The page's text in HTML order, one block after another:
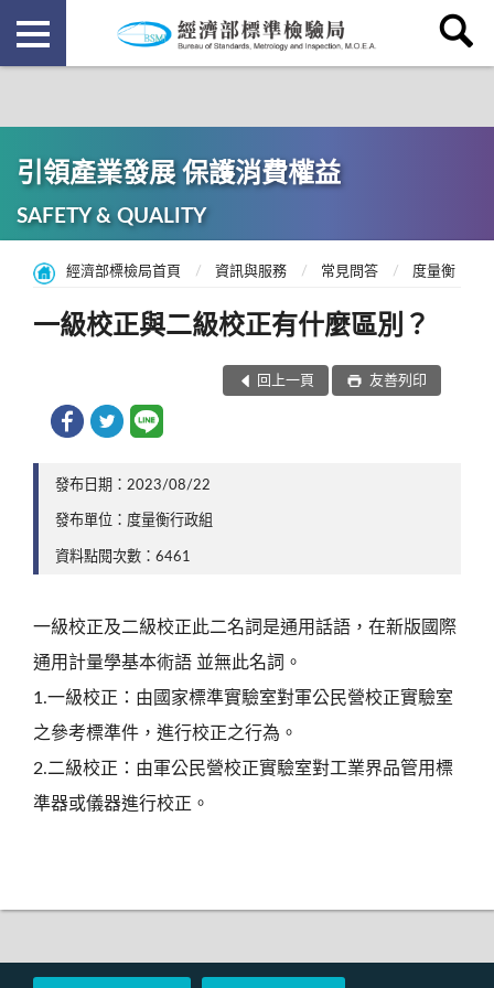
引領產業發展 保護消費權益
SAFETY & QUALITY
經濟部標檢局首頁 資訊與服務 常見問答 度量衡
一級校正與二級校正有什麼區別？
回上一頁 友善列印
發布日期：2023/08/22
發布單位：度量衡行政組
資料點閱次數：6461
一級校正及二級校正此二名詞是通用話語，在新版國際
通用計量學基本術語 並無此名詞。
1.一級校正：由國家標準實驗室對軍公民營校正實驗室
之參考標準件，進行校正之行為。
2.二級校正：由軍公民營校正實驗室對工業界品管用標
準器或儀器進行校正。